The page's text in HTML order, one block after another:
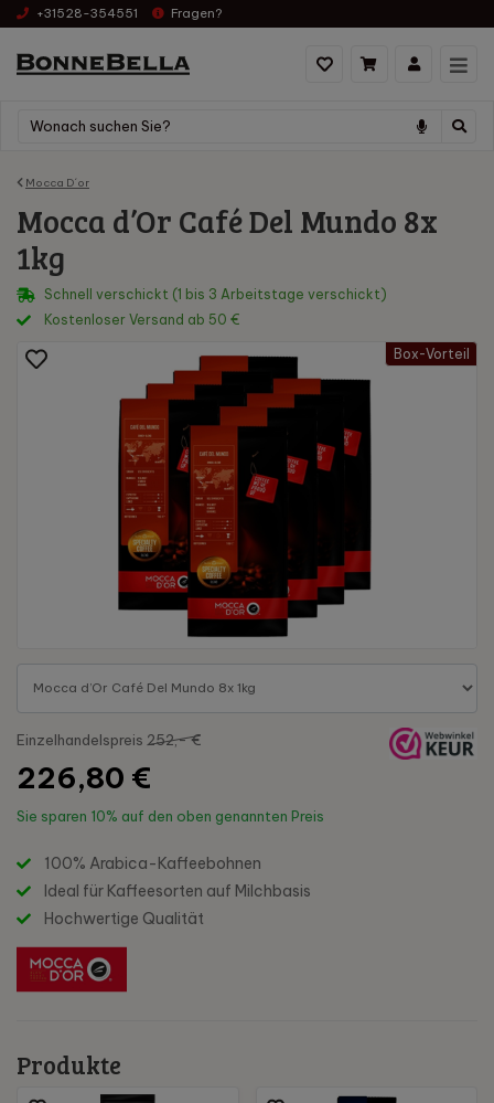
+31528-354551 Fragen?
Mocca D´or
Mocca d’Or Café Del Mundo 8x
1kg
Box-Vorteil
100% Arabica-Kaffeebohnen
Ideal für Kaffeesorten auf Milchbasis
Hochwertige Qualität
Einzelhandelspreis 252,- €
226,80 €
Sie sparen 10% auf den oben genannten Preis
Schnell verschickt (1 bis 3 Arbeitstage verschickt)
Kostenloser Versand ab 50 €
Produkte